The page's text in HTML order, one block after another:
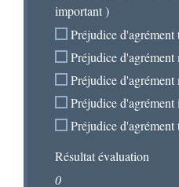
important )
Préjudice d'agrément
Préjudice d'agrément
Préjudice d'agrément
Préjudice d'agrément
Préjudice d'agrément
Résultat évaluation